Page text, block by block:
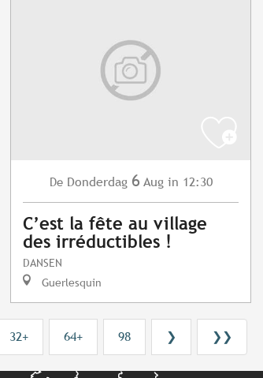
De Donderdag 6 Aug in 12:30
C’est la fête au village
des irréductibles !
DANSEN
Guerlesquin
32+ 64+ 98 ❯ ❯❯